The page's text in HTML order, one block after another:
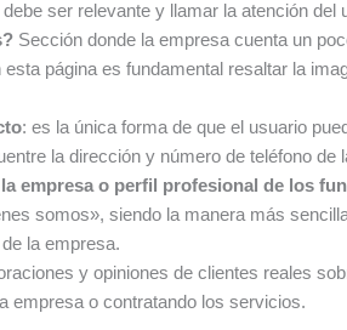
debe ser relevante y llamar la atención del
Sección donde la empresa cuenta un
página es fundamental resaltar la
: es la única forma de que el usuario
la dirección y número de teléfono de
empresa o perfil profesional de los
somos», siendo la manera más
la empresa.
y opiniones de clientes reales
empresa o contratando los servicios.